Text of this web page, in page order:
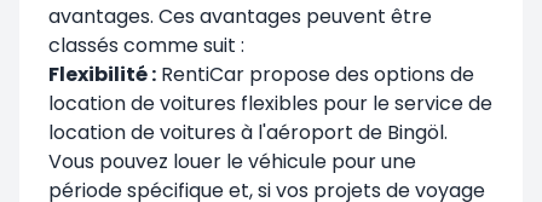
avantages. Ces avantages peuvent être
classés comme suit :
Flexibilité : RentiCar propose des options de
location de voitures flexibles pour le service de
location de voitures à l'aéroport de Bingöl.
Vous pouvez louer le véhicule pour une
période spécifique et, si vos projets de voyage